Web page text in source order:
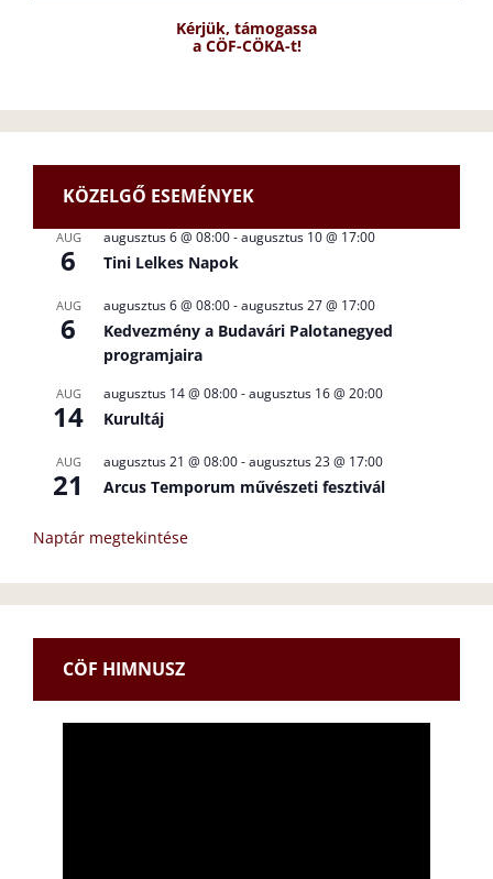
Kérjük, támogassa
a CÖF-CÖKA-t!
KÖZELGŐ ESEMÉNYEK
AUG
6
augusztus 6 @ 08:00-augusztus 10 @ 17:00
Tini Lelkes Napok
AUG
6
augusztus 6 @ 08:00-augusztus 27 @ 17:00
Kedvezmény a Budavári Palotanegyed
programjaira
AUG
14
augusztus 14 @ 08:00-augusztus 16 @ 20:00
Kurultáj
AUG
21
augusztus 21 @ 08:00-augusztus 23 @ 17:00
Arcus Temporum művészeti fesztivál
Naptár megtekintése
CÖF HIMNUSZ